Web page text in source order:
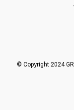
© Copyright 2024